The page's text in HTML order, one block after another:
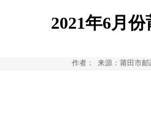
2021年6月
作者： 来源：莆田市